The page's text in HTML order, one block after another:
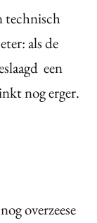
technisch
als de
een
nog erger.
overzeese